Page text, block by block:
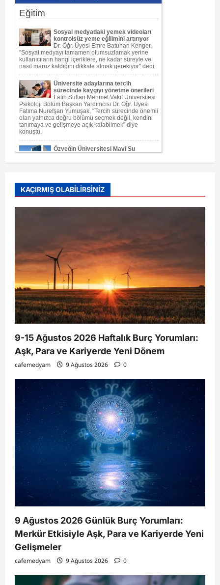
KAÇIRMIŞ OLABİLİRSİNİZ
9-15 Ağustos 2026 Haftalık Burç Yorumları:
Aşk, Para ve Kariyerde Yeni Dönem
cafemedyam 9 Ağustos 2026 0
9 Ağustos 2026 Günlük Burç Yorumları:
Merkür Etkisiyle Aşk, Para ve Kariyerde Yeni
Gelişmeler
cafemedyam 9 Ağustos 2026 0